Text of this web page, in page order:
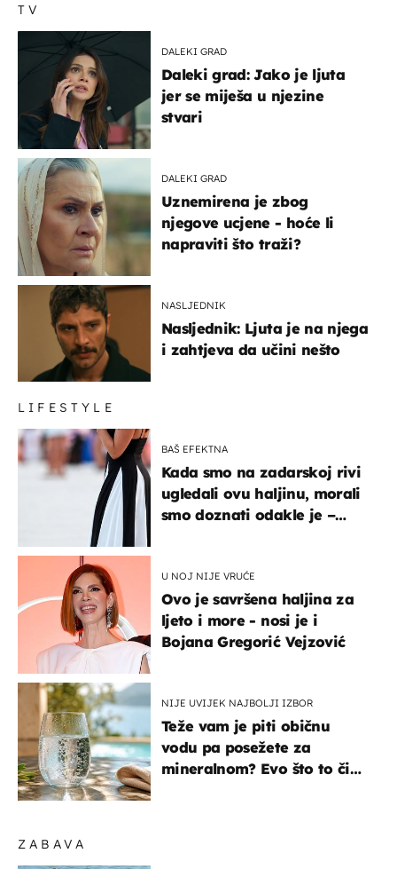
ZABAVA
TV
DALEKI GRAD
Daleki grad: Jako je ljuta
jer se miješa u njezine
stvari
DALEKI GRAD
Uznemirena je zbog
njegove ucjene - hoće li
napraviti što traži?
NASLJEDNIK
Nasljednik: Ljuta je na njega
i zahtjeva da učini nešto
LIFESTYLE
BAŠ EFEKTNA
Kada smo na zadarskoj rivi
ugledali ovu haljinu, morali
smo doznati odakle je –
U NOJ NIJE VRUĆE
Ovo je savršena haljina za
ljeto i more - nosi je i
Bojana Gregorić Vejzović
NIJE UVIJEK NAJBOLJI IZBOR
Teže vam je piti običnu
vodu pa posežete za
mineralnom? Evo što to čini